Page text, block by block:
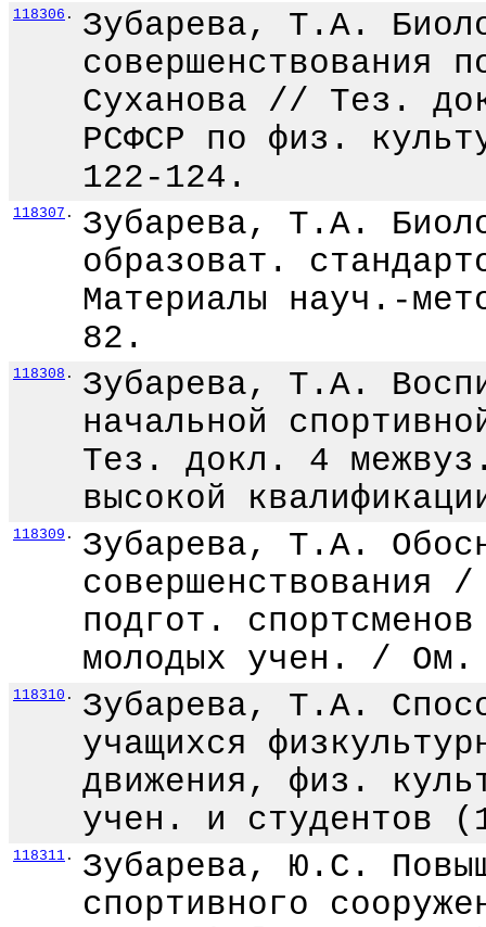
118306 .
Зубарева, Т.А.
совершенствования
Суханова // Тез.
РСФСР по физ.
122-124.
118307 .
Зубарева, Т.А.
образоват.
Материалы науч.-
82.
118308 .
Зубарева, Т.А.
начальной
Тез. докл. 4
высокой
118309 .
Зубарева, Т.А.
подгот.
молодых учен. /
118310 .
Зубарева, Т.А.
учащихся
движения, физ.
учен. и
118311 .
Зубарева, Ю.С.
спортивного